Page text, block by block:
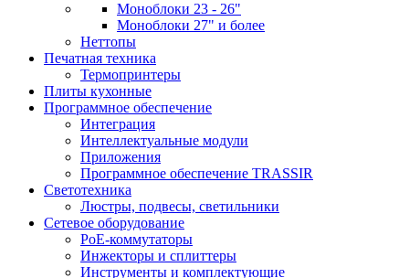
Моноблоки 23 - 26"
Моноблоки 27" и более
Неттопы
Печатная техника
Термопринтеры
Плиты кухонные
Программное обеспечение
Интеграция
Интеллектуальные модули
Приложения
Программное обеспечение TRASSIR
Светотехника
Люстры, подвесы, светильники
Сетевое оборудование
PoE-коммутаторы
Инжекторы и сплиттеры
Инструменты и комплектующие